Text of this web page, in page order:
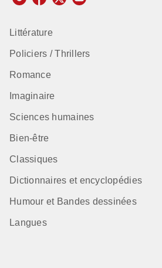
Littérature
Policiers / Thrillers
Romance
Imaginaire
Sciences humaines
Bien-être
Classiques
Dictionnaires et encyclopédies
Humour et Bandes dessinées
Langues